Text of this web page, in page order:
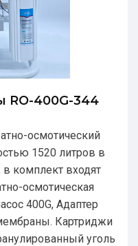
400G-344
осмотический
1520 литров в
в комплект входят
осмотическая
400G, Адаптер
Картриджи
уголь